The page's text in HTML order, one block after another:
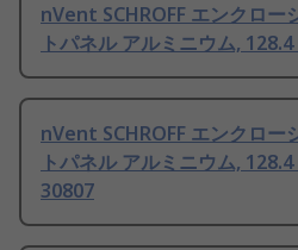
nVent SCHROFF エンクロー
トパネル アルミニウム,
nVent SCHROFF エンクロー
トパネル アルミニウム,
30807